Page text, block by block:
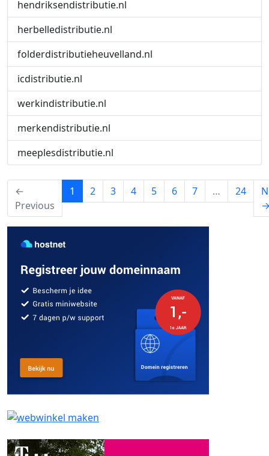
hendriksendistributie.nl
herbelledistributie.nl
folderdistributieheuvelland.nl
icdistributie.nl
werkindistributie.nl
merkendistributie.nl
meeplesdistributie.nl
←
Previous
1 (current)
2 3 4 5 6 7 … 24